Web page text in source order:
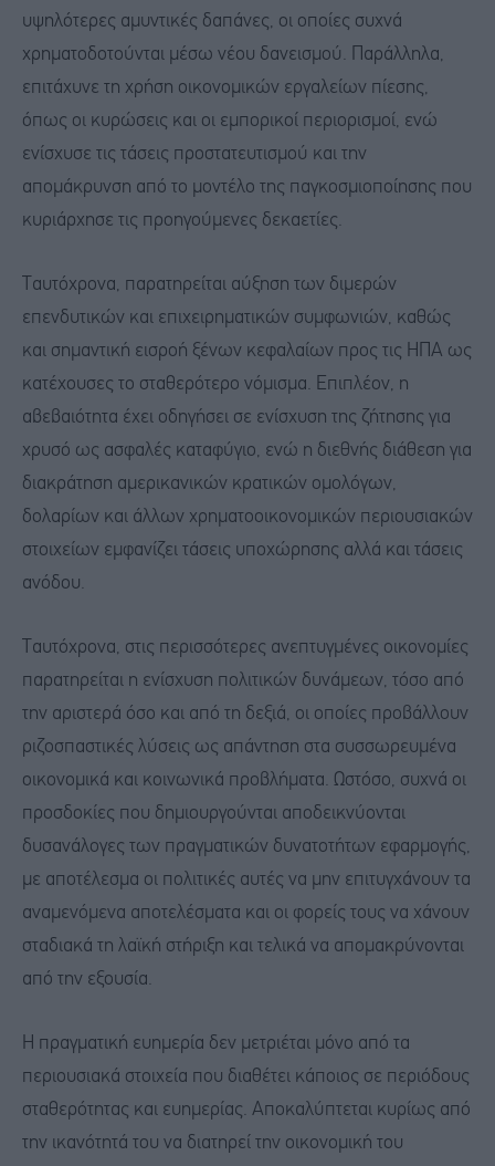
υψηλότερες αμυντικές δαπάνες, οι οποίες συχνά
χρηματοδοτούνται μέσω νέου δανεισμού. Παράλληλα,
επιτάχυνε τη χρήση οικονομικών εργαλείων πίεσης,
όπως οι κυρώσεις και οι εμπορικοί περιορισμοί, ενώ
ενίσχυσε τις τάσεις προστατευτισμού και την
απομάκρυνση από το μοντέλο της παγκοσμιοποίησης που
κυριάρχησε τις προηγούμενες δεκαετίες.
Ταυτόχρονα, παρατηρείται αύξηση των διμερών
επενδυτικών και επιχειρηματικών συμφωνιών, καθώς
και σημαντική εισροή ξένων κεφαλαίων προς τις ΗΠΑ ως
κατέχουσες το σταθερότερο νόμισμα. Επιπλέον, η
αβεβαιότητα έχει οδηγήσει σε ενίσχυση της ζήτησης για
χρυσό ως ασφαλές καταφύγιο, ενώ η διεθνής διάθεση για
διακράτηση αμερικανικών κρατικών ομολόγων,
δολαρίων και άλλων χρηματοοικονομικών περιουσιακών
στοιχείων εμφανίζει τάσεις υποχώρησης αλλά και τάσεις
ανόδου.
Ταυτόχρονα, στις περισσότερες ανεπτυγμένες οικονομίες
παρατηρείται η ενίσχυση πολιτικών δυνάμεων, τόσο από
την αριστερά όσο και από τη δεξιά, οι οποίες προβάλλουν
ριζοσπαστικές λύσεις ως απάντηση στα συσσωρευμένα
οικονομικά και κοινωνικά προβλήματα. Ωστόσο, συχνά οι
προσδοκίες που δημιουργούνται αποδεικνύονται
δυσανάλογες των πραγματικών δυνατοτήτων εφαρμογής,
με αποτέλεσμα οι πολιτικές αυτές να μην επιτυγχάνουν τα
αναμενόμενα αποτελέσματα και οι φορείς τους να χάνουν
σταδιακά τη λαϊκή στήριξη και τελικά να απομακρύνονται
από την εξουσία.
Η πραγματική ευημερία δεν μετριέται μόνο από τα
περιουσιακά στοιχεία που διαθέτει κάποιος σε περιόδους
σταθερότητας και ευημερίας. Αποκαλύπτεται κυρίως από
την ικανότητά του να διατηρεί την οικονομική του